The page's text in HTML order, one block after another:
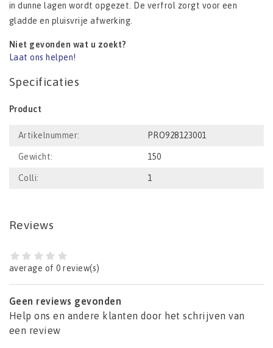
in dunne lagen wordt opgezet. De verfrol zorgt voor een
gladde en pluisvrije afwerking.
Niet gevonden wat u zoekt?
Laat ons helpen!
Specificaties
Product
Artikelnummer: PRO928123001
Gewicht: 150
Colli: 1
Reviews
average of 0 review(s)
Geen reviews gevonden
Help ons en andere klanten door het schrijven van
een review